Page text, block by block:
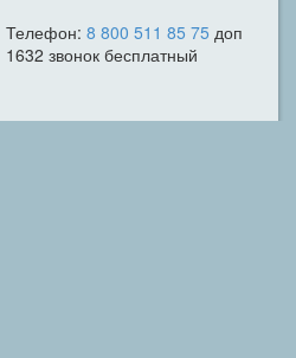
Телефон: 8 800 511 85 75 доп
1632 звонок бесплатный